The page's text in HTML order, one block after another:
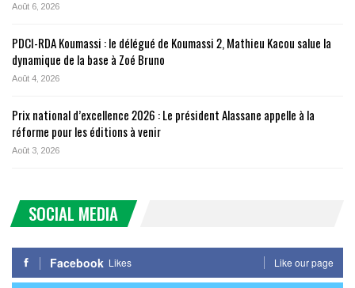
Août 6, 2026
PDCI-RDA Koumassi : le délégué de Koumassi 2, Mathieu Kacou salue la
dynamique de la base à Zoé Bruno
Août 4, 2026
Prix national d’excellence 2026 : Le président Alassane appelle à la
réforme pour les éditions à venir
Août 3, 2026
SOCIAL MEDIA
Facebook Likes Like our page